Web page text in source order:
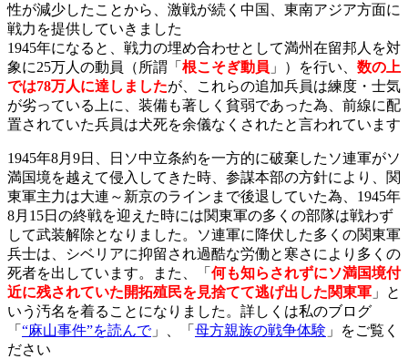
性が減少したことから、激戦が続く中国、東南アジア方面に
戦力を提供していきました
1945年になると、戦力の埋め合わせとして満州在留邦人を対
象に25万人の動員（所謂「 根こそぎ動員 」）を行い、 数の上
では78万人に達しましたが、これらの追加兵員は練度・士気
が劣っている上に、装備も著しく貧弱であった為、前線に配
置されていた兵員は犬死を余儀なくされたと言われています
1945年8月9日、日ソ中立条約を一方的に破棄したソ連軍がソ
満国境を越えて侵入してきた時、参謀本部の方針により、関
東軍主力は大連～新京のラインまで後退していた為、1945年
8月15日の終戦を迎えた時には関東軍の多くの部隊は戦わず
して武装解除となりました。ソ連軍に降伏した多くの関東軍
兵士は、シベリアに抑留され過酷な労働と寒さにより多くの
死者を出しています。また、「 何も知らされずにソ満国境付
近に残されていた開拓殖民を見捨てて逃げ出した関東軍 」と
いう汚名を着ることになりました。詳しくは私のブログ
「 “麻山事件”を読んで」、「 母方親族の戦争体験 」をご覧く
ださい